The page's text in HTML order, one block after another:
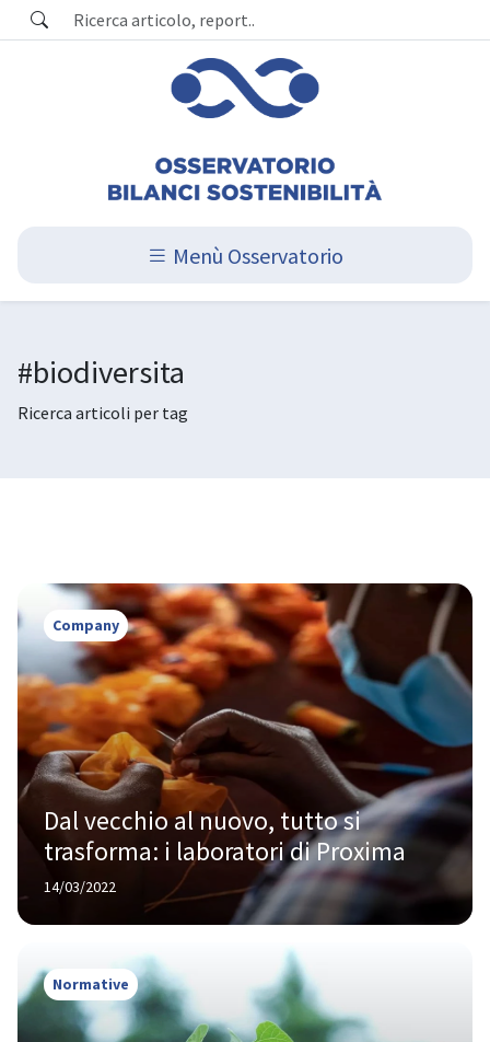
Menù Osservatorio
#biodiversita
Ricerca articoli per tag
Company
Dal vecchio al nuovo, tutto si
trasforma: i laboratori di Proxima
14/03/2022
Normative